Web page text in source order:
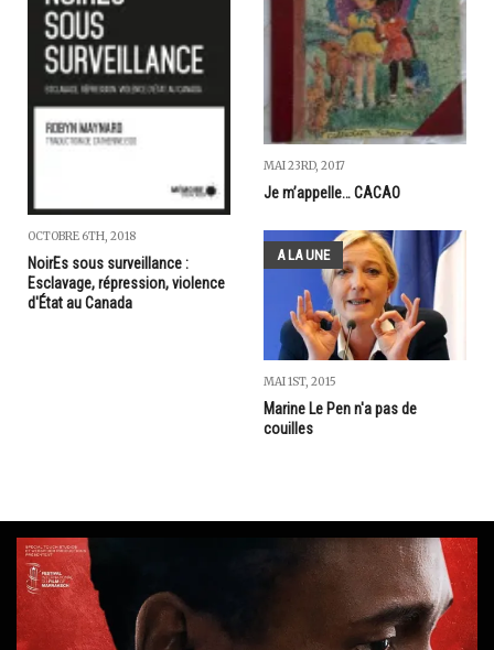
OCTOBRE 6TH, 2018
NoirEs sous surveillance :
Esclavage, répression, violence
d'État au Canada
MAI 23RD, 2017
Je m’appelle… CACAO
A LA UNE
MAI 1ST, 2015
Marine Le Pen n'a pas de
couilles